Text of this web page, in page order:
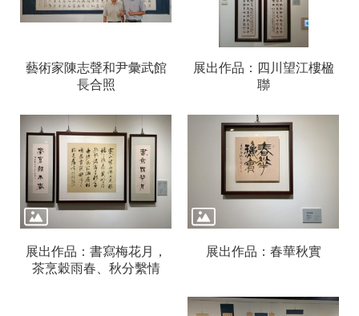
信
服
藝術家陳志聲和尹彙武館
長合照
展出作品：四川望江樓楹
聯
展出作品：書寫梅花月，
茶烹穀雨春、秋分繫情
展出作品：春華秋實